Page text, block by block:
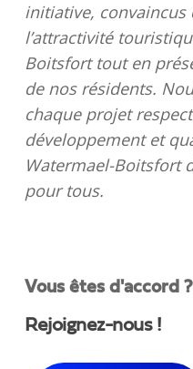
initiative, convaincus
l’attractivité
Boitsfort tout en
de nos résidents.
chaque projet
développement et
Watermael-Boitsfort
pour tous.
Vous êtes d'accord ?
Rejoignez-nous !